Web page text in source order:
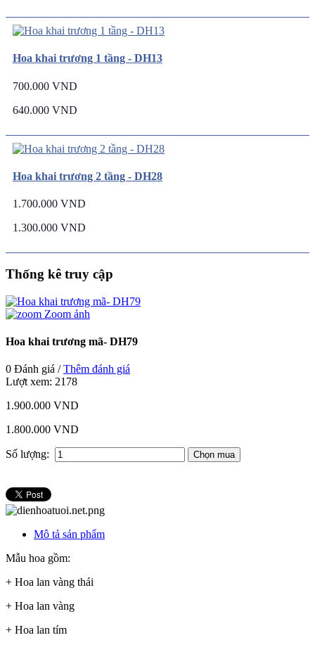
Hoa khai trương 1 tầng - DH13
700.000 VND
640.000 VND
Hoa khai trương 2 tầng - DH28
1.700.000 VND
1.300.000 VND
Thống kê truy cập
Zoom ảnh
Hoa khai trương mã- DH79
0 Đánh giá /Thêm đánh giá
Lượt xem: 2178
1.900.000 VND
1.800.000 VND
Số lượng:
Mô tả sản phẩm
Mẫu hoa gồm:
+ Hoa lan vàng thái
+ Hoa lan vàng
+ Hoa lan tím